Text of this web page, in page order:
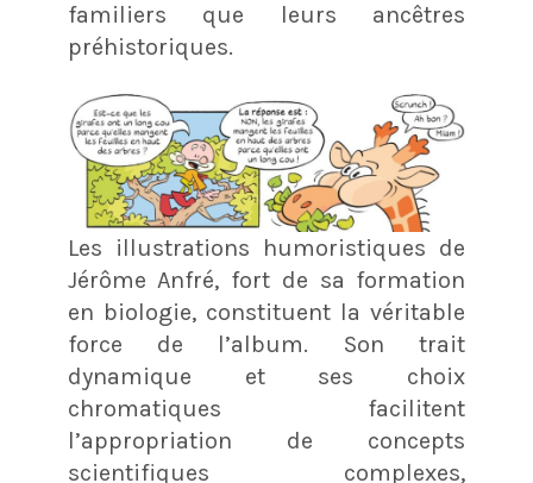
familiers que leurs ancêtres
préhistoriques.
Les illustrations humoristiques de
Jérôme Anfré, fort de sa formation
en biologie, constituent la véritable
force de l’album. Son trait
dynamique et ses choix
chromatiques facilitent
l’appropriation de concepts
scientifiques complexes,